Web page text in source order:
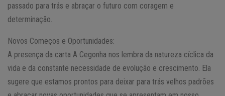
passado para trás e abraçar o futuro com coragem e
determinação.
Novos Começos e Oportunidades:
A presença da carta A Cegonha nos lembra da natureza cíclica da
vida e da constante necessidade de evolução e crescimento. Ela
sugere que estamos prontos para deixar para trás velhos padrões